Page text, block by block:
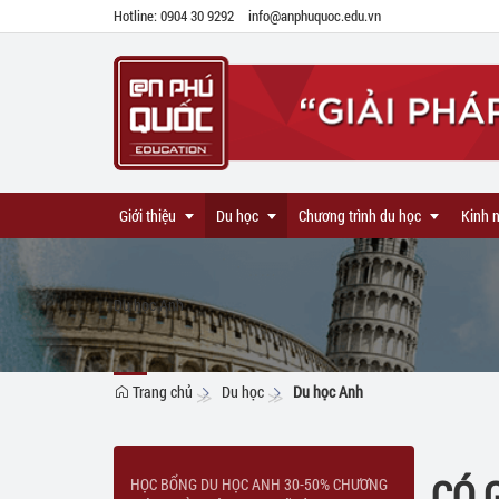
Hotline: 0904 30 9292 info@anphuquoc.edu.vn
Giới thiệu
Giới thiệu chung
Lĩnh vực hoạt động
Năng lực hoạt động
Liên hệ
Du học
Du học New Zealand
Du học Singapore
Du học Canada
Du học Anh HỌC BỔNG DU HỌC ANH
Chương trình du học
Du học chương trình chuyển tiếp
Du học chương trình Dự bị thạc sĩ
Du học chương trình Thạc sĩ
Du học chương trình Tiếng Anh
Kinh
Du học Anh
Trang chủ Du học Du học Anh
HỌC BỔNG DU HỌC ANH 30-50% CHƯƠNG